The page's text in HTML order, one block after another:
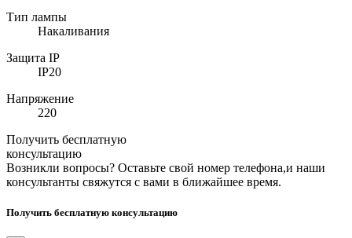
Тип лампы
Накаливания
Защита IP
IP20
Напряжение
220
Получить бесплатную
консультацию
Возникли вопросы? Оставьте свой номер телефона,и наши
консультанты свяжутся с вами в ближайшее время.
Получить бесплатную консультацию